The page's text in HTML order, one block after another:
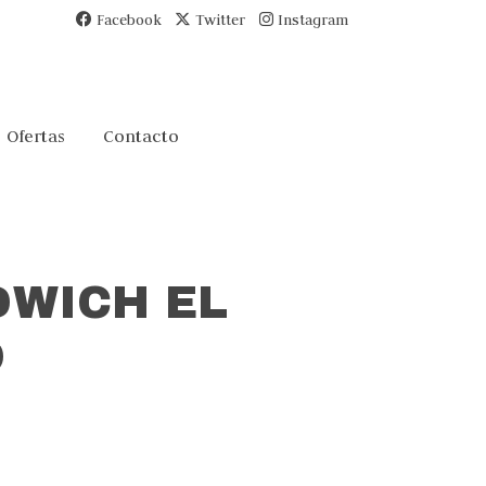
Facebook Twitter Instagram
Ofertas Contacto
EL